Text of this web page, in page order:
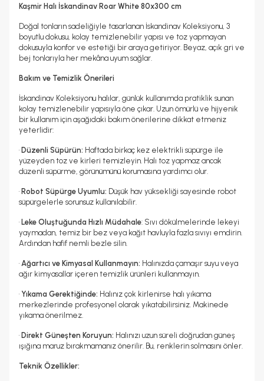
Hayır
Hayır
2, 4
Kaşmir Halı İskandinav Roar White 80x300 cm
Doğal tonların sadeliğiyle tasarlanan İskandinav Koleksiyonu, 3
boyutlu dokusu, kolay temizlenebilir yapısı ve toz yapmayan
dokusuyla konfor ve estetiği bir araya getiriyor. Beyaz, açık gri ve
bej tonlarıyla her mekâna uyum sağlar.
Bakım ve Temizlik Önerileri
İskandinav Koleksiyonu halılar, günlük kullanımda pratiklik sunan
kolay temizlenebilir yapısıyla öne çıkar. Uzun ömürlü ve hijyenik
bir kullanım için aşağıdaki bakım önerilerine dikkat etmeniz
yeterlidir:
• Düzenli Süpürün: Haftada birkaç kez elektrikli süpürge ile
yüzeyden toz ve kirleri temizleyin. Halı toz yapmaz ancak
düzenli süpürme, görünümünü korumasına yardımcı olur.
• Robot Süpürge Uyumlu: Düşük hav yüksekliği sayesinde robot
süpürgelerle sorunsuz kullanılabilir.
• Leke Oluştuğunda Hızlı Müdahale: Sıvı dökülmelerinde lekeyi
yaymadan, temiz bir bez veya kağıt havluyla fazla sıvıyı emdirin.
Ardından hafif nemli bezle silin.
• Ağartıcı ve Kimyasal Kullanmayın: Halınızda çamaşır suyu veya
ağır kimyasallar içeren temizlik ürünleri kullanmayın.
• Yıkama Gerektiğinde: Halınız çok kirlenirse halı yıkama
merkezlerinde profesyonel olarak yıkatabilirsiniz. Makinede
yıkama önerilmez.
• Direkt Güneşten Koruyun: Halınızı uzun süreli doğrudan güneş
ışığına maruz bırakmamanız önerilir. Bu, renklerin solmasını önler.
Teknik Özellikler: